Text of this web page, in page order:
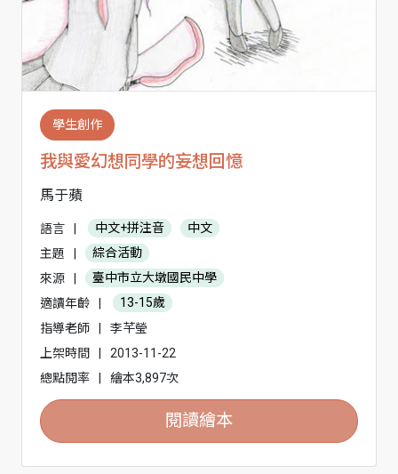
學生創作
我與愛幻想同學的妄想回憶
馬于蘋
語言 中文+拼注音
中文
主題
綜合活動
來源
臺中市立大墩國民中學
適讀年齡
13-15歲
指導老師
李芊瑩
上架時間
2013-11-22
總點閱率
繪本3,897次
閱讀繪本